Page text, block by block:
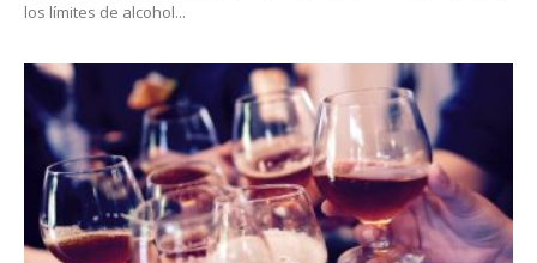
los límites de alcohol...